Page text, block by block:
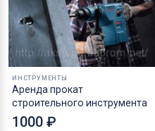
ИНСТРУМЕНТЫ
Аренда прокат
строительного инструмента
1000 ₽